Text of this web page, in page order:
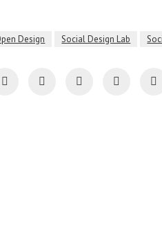
Design Social Design Lab